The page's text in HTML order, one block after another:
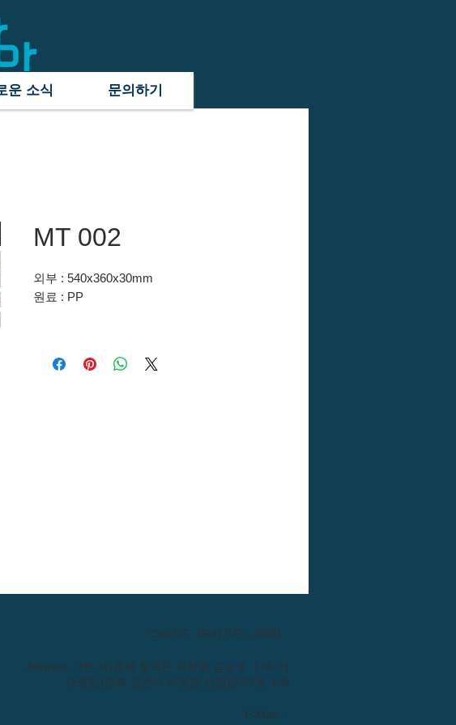
운 소식 문의하기
MT 002
외부 : 540x360x30mm
원료 : PP
Call US : 054) 976 - 0000
​Address : (본 사)경북 칠곡군 지천면 금송로 176-21
(2공장)경북 김천시 어모면 산업단지7로 135
E-Mail :